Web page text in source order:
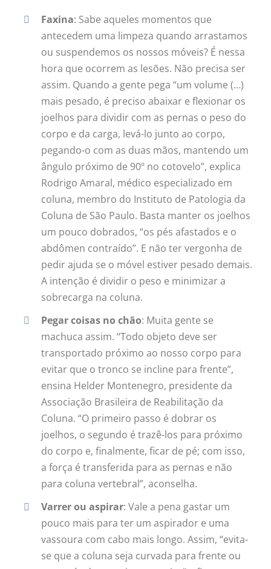
Faxina: Sabe aqueles momentos que
antecedem uma limpeza quando arrastamos
ou suspendemos os nossos móveis? É nessa
hora que ocorrem as lesões. Não precisa ser
assim. Quando a gente pega “um volume (…)
mais pesado, é preciso abaixar e flexionar os
joelhos para dividir com as pernas o peso do
corpo e da carga, levá-lo junto ao corpo,
pegando-o com as duas mãos, mantendo um
ângulo próximo de 90º no cotovelo”, explica
Rodrigo Amaral, médico especializado em
coluna, membro do Instituto de Patologia da
Coluna de São Paulo. Basta manter os joelhos
um pouco dobrados, “os pés afastados e o
abdômen contraído”. E não ter vergonha de
pedir ajuda se o móvel estiver pesado demais.
A intenção é dividir o peso e minimizar a
sobrecarga na coluna.
Pegar coisas no chão: Muita gente se
machuca assim. “Todo objeto deve ser
transportado próximo ao nosso corpo para
evitar que o tronco se incline para frente”,
ensina Helder Montenegro, presidente da
Associação Brasileira de Reabilitação da
Coluna. “O primeiro passo é dobrar os
joelhos, o segundo é trazê-los para próximo
do corpo e, finalmente, ficar de pé; com isso,
a força é transferida para as pernas e não
para coluna vertebral”, aconselha.
Varrer ou aspirar: Vale a pena gastar um
pouco mais para ter um aspirador e uma
vassoura com cabo mais longo. Assim, “evita-
se que a coluna seja curvada para frente ou